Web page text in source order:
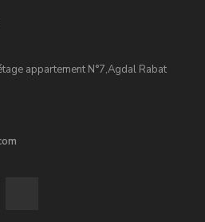
appartement N°7,Agdal Rabat